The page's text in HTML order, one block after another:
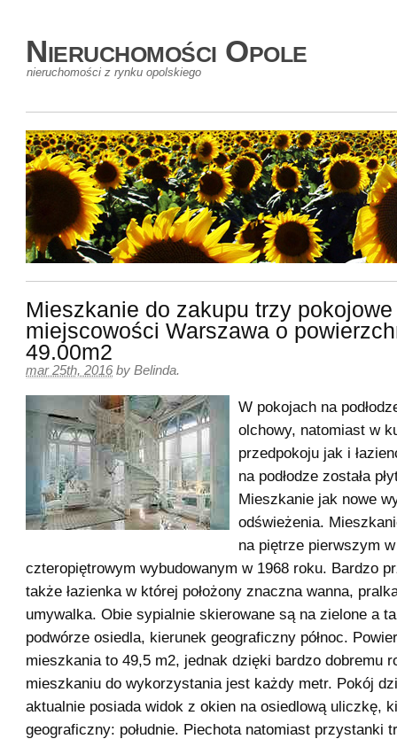
Nieruchomości Opole
nieruchomości z rynku opolskiego
Mieszkanie do zakupu trzy
miejscowości Warszawa o
49.00m2
mar 25th, 2016 by Belinda.
W pokojach na
olchowy, natomiast w
przedpokoju jak i
na podłodze została
Mieszkanie jak nowe
odświeżenia.
na piętrze pierwszym
czteropiętrowym wybudowanym w 1968 roku. Bardzo
także łazienka w której położony znaczna wanna,
umywalka. Obie sypialnie skierowane są na zielone a
podwórze osiedla, kierunek geograficzny północ.
mieszkania to 49,5 m2, jednak dzięki bardzo dobremu
mieszkaniu do wykorzystania jest każdy metr. Pokój
aktualnie posiada widok z okien na osiedlową uliczkę,
geograficzny: południe. Piechota natomiast przystanki